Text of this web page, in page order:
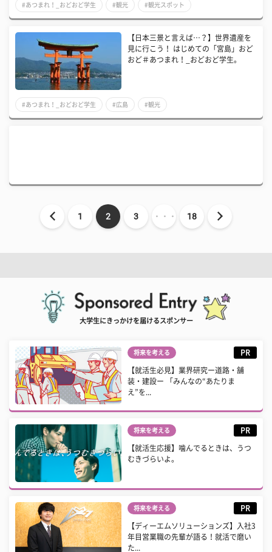
#あつまれ！_おどおど学生 #観光 #観光スポット
【日本三景と言えば…？】世界遺産を
見に行こう！ はじめての「宮島」おど
おど＃あつまれ！_おどおど学生。
#あつまれ！_おどおど学生 #広島 #観光
1 2 3 ・・・ 18
大学生にきっかけを届けるスポンサー
将来を考える PR
【就活生必見】業界研究ー道路・舗
装・建設ー 「みんなの“あたりま
え”を...
将来を考える PR
【就活生応援】噛んでるときは、うつ
むきづらいよ。
将来を考える PR
【ディーエムソリューションズ】入社3
年目営業職の先輩が語る！就活で磨い
た...